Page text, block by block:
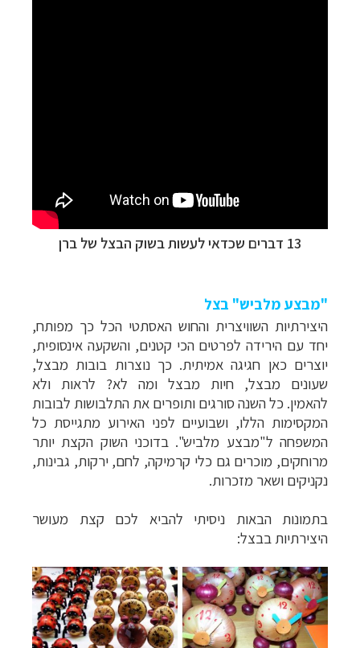
13 דברים שכדאי לעשות בשוק הבצל של ברן
"מבצע מלביש" בצל
היצירתיות השוויצרית והחוש האסתטי הכל כך מפותח,
יחד עם הירידה לפרטים הכי קטנים, והשקעה אינסופית,
יוצרים כאן חגיגה אמיתית. כך נוצרות בובות מבצל,
שעונים מבצל, חיות מבצל ומה לא? לראות ולא
להאמין. כל השנה סורגים ותופרים את התלבושות לבובות
המקסימות הללו, ושבועיים לפני האירוע מתגייסת כל
המשפחה ל"מבצע מלביש". בדוכני השוק הקצת יותר
מרוחקים, מוכרים גם כלי קרמיקה, לחם, ירקות, גבינות,
נקניקים ושאר מזכרות.
בתמונות הבאות ניסיתי להביא לכם קצת מעושר
היצירתיות בבצל: